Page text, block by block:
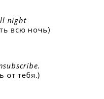
night
всю ночь)
от тебя.)